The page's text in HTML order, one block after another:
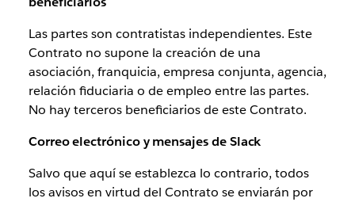
Las partes son contratistas independientes. Este
Contrato no supone la creación de una
asociación, franquicia, empresa conjunta, agencia,
relación fiduciaria o de empleo entre las partes.
No hay terceros beneficiarios de este Contrato.
Correo electrónico y mensajes de Slack
Salvo que aquí se establezca lo contrario, todos
los avisos en virtud del Contrato se enviarán por